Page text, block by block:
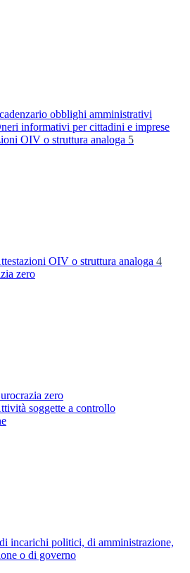
obblighi amministrativi
informativi per cittadini e imprese
OIV o struttura analoga 5
OIV o struttura analoga 4
zero
zero
soggette a controllo
incarichi politici, di amministrazione,
o di governo